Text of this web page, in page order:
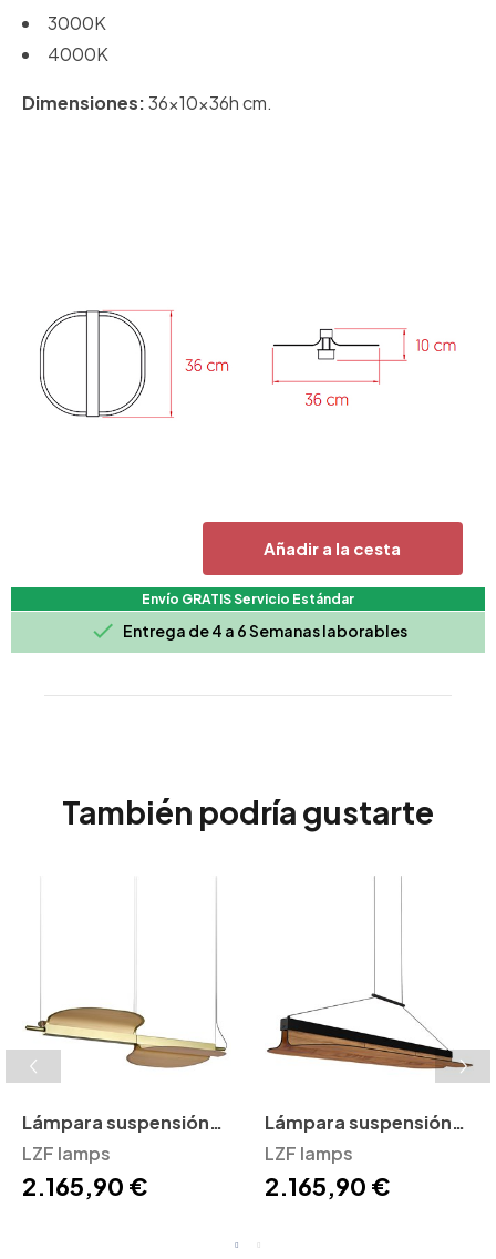
Añadir a la cesta
Envío GRATIS Servicio Estándar
 Entrega de 4 a 6 Semanas laborables
3000K
4000K
Dimensiones:36x10x36h cm.
También podría gustarte
Lámpara suspensión
Omma 2 Leaves LZF
LZF lamps
2.165,90 €
Lámpara suspensión
Omma Long Leaf LZF
LZF lamps
2.165,90 €